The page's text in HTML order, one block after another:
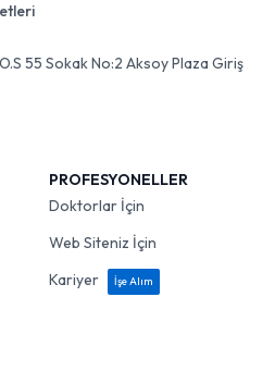
55 Sokak No:2 Aksoy Plaza Giriş
PROFESYONELLER
Doktorlar İçin
Web Siteniz İçin
Kariyer
İşe Alım